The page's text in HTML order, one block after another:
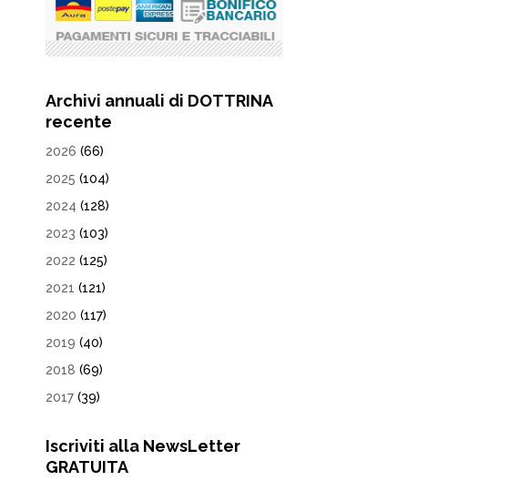
Archivi annuali di DOTTRINA
recente
2026 (66)
2025 (104)
2024 (128)
2023 (103)
2022 (125)
2021 (121)
2020 (117)
2019 (40)
2018 (69)
2017 (39)
Iscriviti alla NewsLetter
GRATUITA